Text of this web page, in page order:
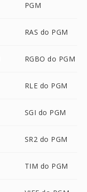
PGM
RAS do PGM
RGBO do PGM
RLE do PGM
SGI do PGM
SR2 do PGM
TIM do PGM